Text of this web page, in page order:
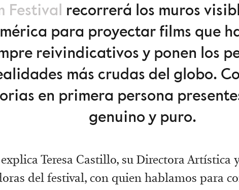
Festival recorrerá los muros
para proyectar films que
reivindicativos y ponen los
más crudas del globo.
en primera persona
genuino y puro.
Teresa Castillo, su Directora Artística
del festival, con quien hablamos para